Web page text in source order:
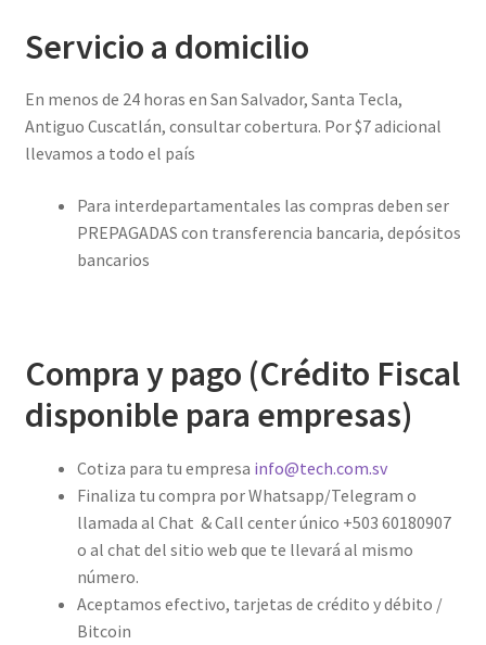
Servicio a domicilio
En menos de 24 horas en San Salvador, Santa Tecla,
Antiguo Cuscatlán, consultar cobertura. Por $7 adicional
llevamos a todo el país
Para interdepartamentales las compras deben ser
PREPAGADAS con transferencia bancaria, depósitos
bancarios
Compra y pago (Crédito Fiscal
disponible para empresas)
Cotiza para tu empresa info@tech.com.sv
Finaliza tu compra por Whatsapp/Telegram o
llamada al Chat & Call center único +503 60180907
o al chat del sitio web que te llevará al mismo
número.
Aceptamos efectivo, tarjetas de crédito y débito /
Bitcoin